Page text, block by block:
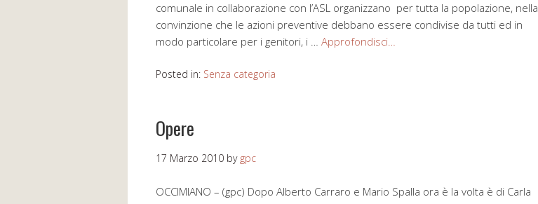
comunale in collaborazione con l’ASL organizzano per tutta la popolazione, nella
convinzione che le azioni preventive debbano essere condivise da tutti ed in
modo particolare per i genitori, i … Approfondisci…
Posted in: Senza categoria
Opere
17 Marzo 2010 by gpc
OCCIMIANO – (gpc) Dopo Alberto Carraro e Mario Spalla ora è la volta è di Carla